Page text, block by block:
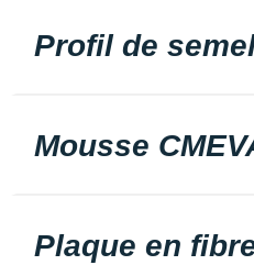
Profil de
Mousse
Plaque en